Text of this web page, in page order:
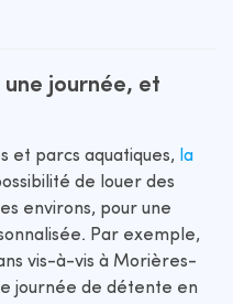
journée, et
et parcs aquatiques, la
de louer des
environs, pour une
Par exemple,
vis-à-vis à Morières-
journée de détente en